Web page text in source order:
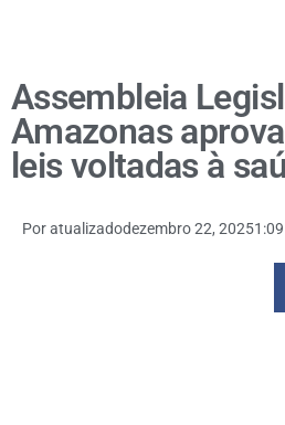
Assembleia
Amazonas
leis voltadas à
Poratualizadodezembro 22, 2025